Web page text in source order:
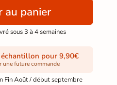
au panier
sous 3 à 4 semaines
échantillon pour 9,90€
une future commande
Fin Août / début septembre